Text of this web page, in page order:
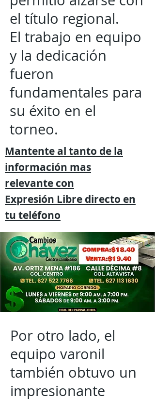
el título regional.
El trabajo en equipo
y la dedicación
fueron
fundamentales para
su éxito en el
torneo.
Mantente al tanto de la
información mas
relevante con
Expresión Libre directo en
tu teléfono
Por otro lado, el
equipo varonil
también obtuvo un
impresionante